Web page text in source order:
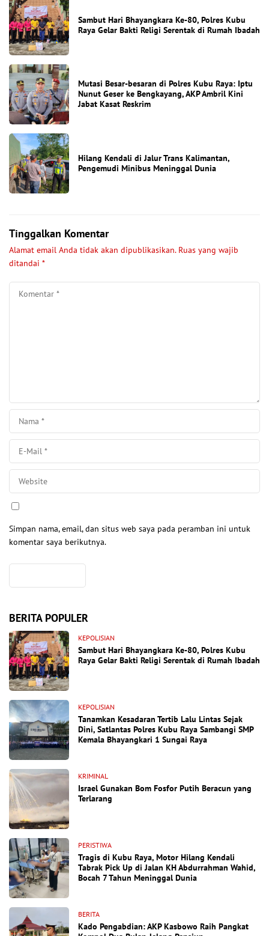
Sambut Hari Bhayangkara Ke-80, Polres Kubu
Raya Gelar Bakti Religi Serentak di Rumah Ibadah
Mutasi Besar-besaran di Polres Kubu Raya: Iptu
Nunut Geser ke Bengkayang, AKP Ambril Kini
Jabat Kasat Reskrim
Hilang Kendali di Jalur Trans Kalimantan,
Pengemudi Minibus Meninggal Dunia
Tinggalkan Komentar
Alamat email Anda tidak akan dipublikasikan. Ruas yang wajib
ditandai *
Simpan nama, email, dan situs web saya pada peramban ini untuk
komentar saya berikutnya.
BERITA POPULER
KEPOLISIAN
Sambut Hari Bhayangkara Ke-80, Polres Kubu
Raya Gelar Bakti Religi Serentak di Rumah Ibadah
KEPOLISIAN
Tanamkan Kesadaran Tertib Lalu Lintas Sejak
Dini, Satlantas Polres Kubu Raya Sambangi SMP
Kemala Bhayangkari 1 Sungai Raya
KRIMINAL
Israel Gunakan Bom Fosfor Putih Beracun yang
Terlarang
PERISTIWA
Tragis di Kubu Raya, Motor Hilang Kendali
Tabrak Pick Up di Jalan KH Abdurrahman Wahid,
Bocah 7 Tahun Meninggal Dunia
BERITA
Kado Pengabdian: AKP Kasbowo Raih Pangkat